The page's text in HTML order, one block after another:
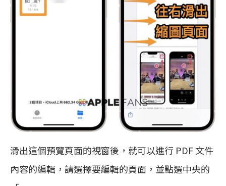
滑出這個預覽頁面的視窗後，就可以進行 PDF 文件
內容的編輯，請選擇要編輯的頁面，並點選中央的